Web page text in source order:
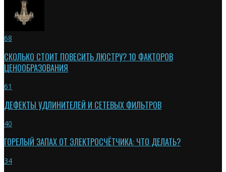
68
СКОЛЬКО СТОИТ ПОВЕСИТЬ ЛЮСТРУ? 10 ФАКТОРОВ
ЦЕНООБРАЗОВАНИЯ
61
ДЕФЕКТЫ УДЛИНИТЕЛЕЙ И СЕТЕВЫХ ФИЛЬТРОВ
40
ГОРЕЛЫЙ ЗАПАХ ОТ ЭЛЕКТРОСЧЁТЧИКА: ЧТО ДЕЛАТЬ?
34